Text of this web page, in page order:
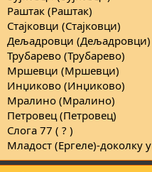
Раштак (Раштак)
Стајковци (Стајковци)
Дељадровци (Дељадровци)
Трубарево (Трубарево)
Мршевци (Мршевци)
Инџиково (Инџиково)
Мралино (Мралино)
Петровец (Петровец)
Слога 77 ( ? )
Младост (Ергеле)-доколку